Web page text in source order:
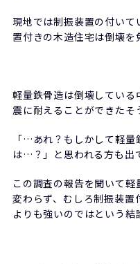
現地では制振装置の付い
置付きの木造住宅は倒壊を
軽量鉄骨造は倒壊してい
震に耐えることができたそ
「…あれ？もしかして軽
は…？」と思われる方も出
この調査の報告を聞いて
変わらず、むしろ制振装
よりも強いのではという結